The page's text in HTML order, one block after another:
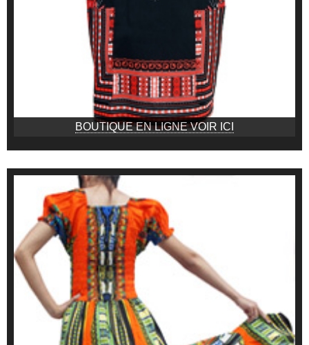
BOUTIQUE EN LIGNE VOIR ICI